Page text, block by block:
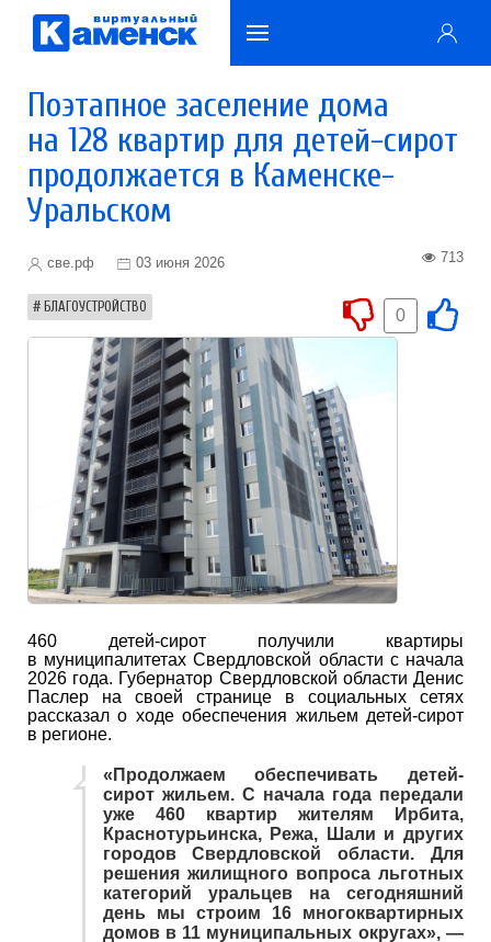
Поэтапное заселение дома
на 128 квартир для детей-сирот
продолжается в Каменске-
Уральском
све.рф 03 июня 2026 713
БЛАГОУСТРОЙСТВО 0
460 детей-сирот получили квартиры
в муниципалитетах Свердловской области с начала
2026 года. Губернатор Свердловской области Денис
Паслер на своей странице в социальных сетях
рассказал о ходе обеспечения жильем детей-сирот
в регионе.
«Продолжаем обеспечивать детей-
сирот жильем. С начала года передали
уже 460 квартир жителям Ирбита,
Краснотурьинска, Режа, Шали и других
городов Свердловской области. Для
решения жилищного вопроса льготных
категорий уральцев на сегодняшний
день мы строим 16 многоквартирных
домов в 11 муниципальных округах», —